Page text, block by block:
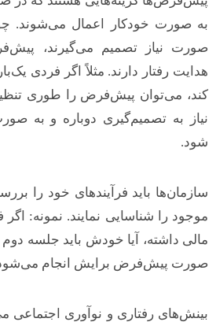
به صورت خودکار اعمال می‌شوند.
صورت نیاز تصمیم می‌گیرند،
هدایت رفتار دارند. مثلاً اگر فردی
کند، می‌توان پیش‌فرض را طوری
نیاز به تصمیم‌گیری دوباره و به
شود.
سازمان‌ها باید فرآیندهای خود را
موجود را شناسایی نمایند. نمونه:
مالی داشته، آیا خودش باید جلسه دوم
صورت پیش‌فرض برایش انجام
بینش‌های رفتاری و نوآوری اجتماعی